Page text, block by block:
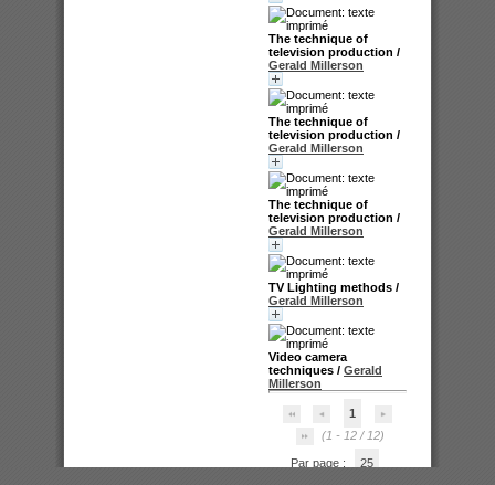
The technique of
television production /
Gerald Millerson
The technique of
television production /
Gerald Millerson
The technique of
television production /
Gerald Millerson
TV Lighting methods /
Gerald Millerson
Video camera
techniques / Gerald
Millerson
1
(1 - 12 / 12)
Par page : 25